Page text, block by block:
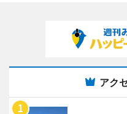
アク